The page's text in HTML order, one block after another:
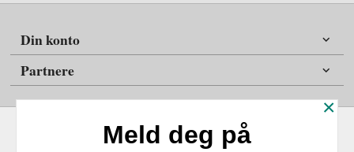
Din konto
Partnere
×
Meld deg på